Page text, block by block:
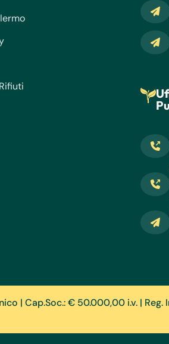
| Cap.Soc.: € 50.000,00 i.v. | Reg.